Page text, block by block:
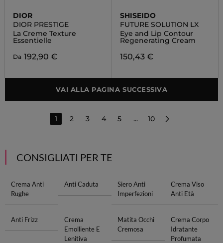
DIOR
DIOR PRESTIGE
La Creme Texture
Essentielle
Da 192,90 €
SHISEIDO
FUTURE SOLUTION LX
Eye and Lip Contour
Regenerating Cream
150,43 €
VAI ALLA PAGINA SUCCESSIVA
1 2 3 4 5 ... 10
CONSIGLIATI PER TE
Crema Anti
Rughe
Anti Caduta
Siero Anti
Imperfezioni
Crema Viso
Anti Età
Anti Frizz
Crema
Emolliente E
Lenitiva
Matita Occhi
Cremosa
Crema Corpo
Idratante
Profumata